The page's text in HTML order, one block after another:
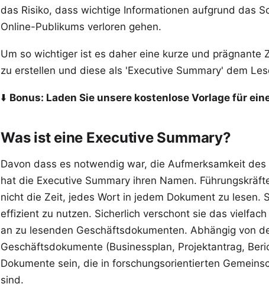
das Risiko, dass wichtige Informationen aufgrund das
Online-Publikums verloren gehen.
Um so wichtiger ist es daher eine kurze und prägnante
zu erstellen und diese als 'Executive Summary' dem
⬇️ Bonus: Laden Sie unsere kostenlose Vorlage für
Was ist eine Executive Summary?
Davon dass es notwendig war, die Aufmerksamkeit
hat die Executive Summary ihren Namen.
nicht die Zeit, jedes Wort in jedem Dokument zu lesen.
effizient zu nutzen. Sicherlich verschont sie das
an zu lesenden Geschäftsdokumenten. Abhängig von
Geschäftsdokumente (Businessplan, Projektantrag,
Dokumente sein, die in forschungsorientierten
sind.